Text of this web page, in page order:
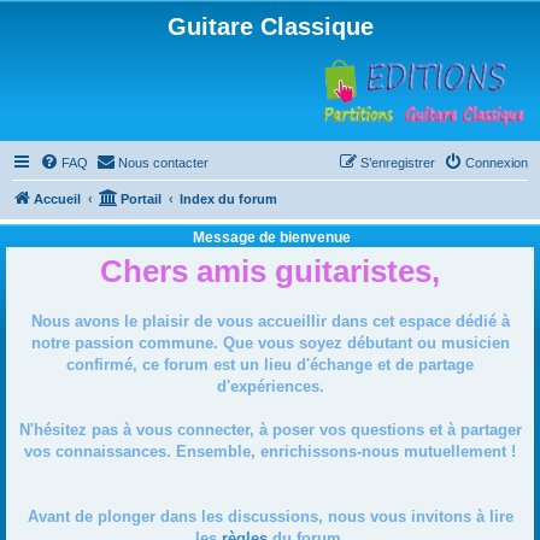
Guitare Classique
FAQ Nous contacter Connexion
S’enregistrer
Accueil Portail Index du forum
Message de bienvenue
Chers amis guitaristes,
Nous avons le plaisir de vous accueillir dans cet espace dédié à
notre passion commune. Que vous soyez débutant ou musicien
confirmé, ce forum est un lieu d'échange et de partage
d'expériences.
N'hésitez pas à vous connecter, à poser vos questions et à partager
vos connaissances. Ensemble, enrichissons-nous mutuellement !
Avant de plonger dans les discussions, nous vous invitons à lire